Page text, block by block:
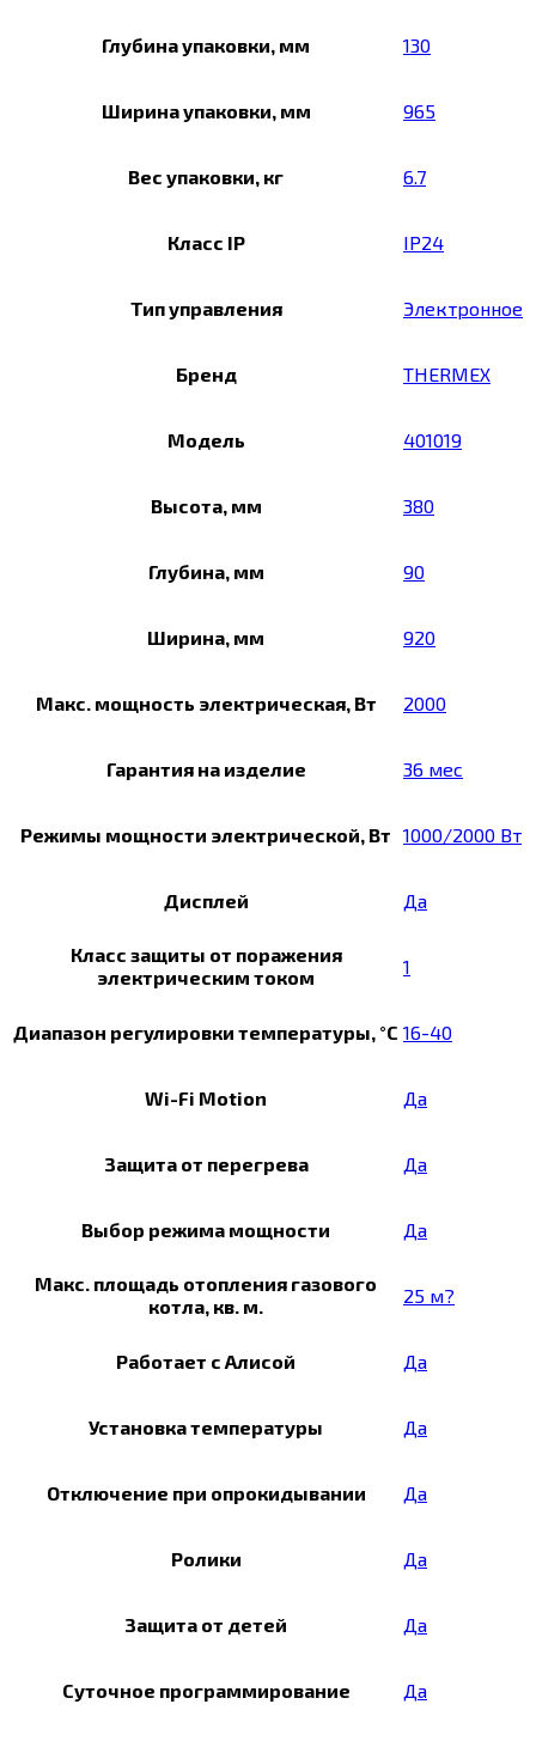
Глубина упаковки, мм 130
Ширина упаковки, мм 965
Вес упаковки, кг 6.7
Класс IP IP24
Тип управления Электронное
Бренд THERMEX
Модель 401019
Высота, мм 380
Глубина, мм 90
Ширина, мм 920
Макс. мощность электрическая, Вт 2000
Гарантия на изделие 36 мес
Режимы мощности электрической, Вт 1000/2000 Вт
Дисплей Да
Класс защиты от поражения
электрическим током
1
Диапазон регулировки температуры, °С 16-40
Wi-Fi Motion Да
Защита от перегрева Да
Выбор режима мощности Да
Макс. площадь отопления газового
котла, кв. м.
25 м?
Работает с Алисой Да
Установка температуры Да
Отключение при опрокидывании Да
Ролики Да
Защита от детей Да
Суточное программирование Да